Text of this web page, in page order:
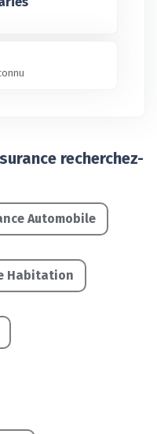
recherchez-
Automobile
Habitation